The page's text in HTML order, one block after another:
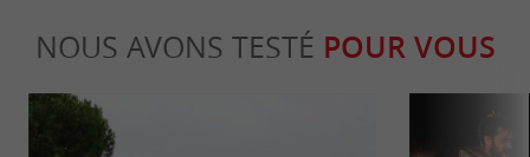
NOUS AVONS TESTÉ POUR VOUS